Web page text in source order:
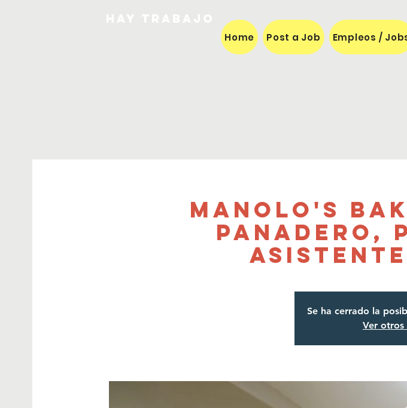
Home Post a Job Empleos /
Manolo's
Panadero,
Se ha cerrado la
Ver otros